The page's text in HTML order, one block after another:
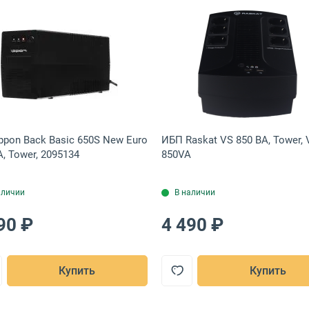
Frosty 650 ВА, Tower, 2111294
Открыть товар: ИБП Ippon Back Basic 650S New Euro
Back Basic 650S New Euro
Tower, 2095134
₽
Купить
Открыть
ИБП Raskat VS 850 ВА, Tower,
850VA
В наличии
4 490 ₽
Купить